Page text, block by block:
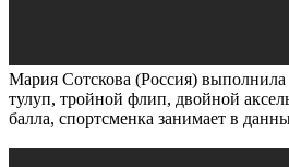
Мария Сотскова (Россия)
тулуп, тройной флип, двойной
балла, спортсменка занимает в